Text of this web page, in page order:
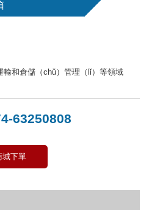
輸和倉儲（chǔ）管理（lǐ）等領域
63250808
城下單